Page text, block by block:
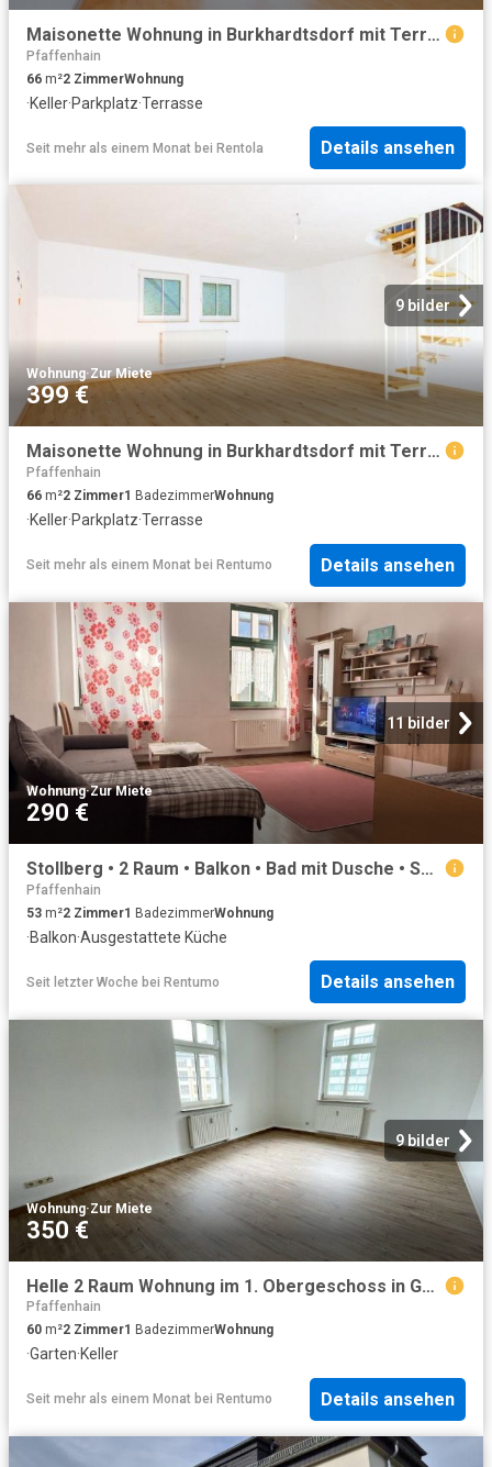
Maisonette Wohnung in Burkhardtsdorf mit Terrasse und Stellplatz!
Pfaffenhain
66 m²2 ZimmerWohnung
·Keller·Parkplatz·Terrasse
Seit mehr als einem Monat bei Rentola Details ansehen
9 bilder
Wohnung·Zur Miete
399 €
Maisonette Wohnung in Burkhardtsdorf mit Terrasse und Stellplatz!
Pfaffenhain
66 m²2 Zimmer1 BadezimmerWohnung
·Keller·Parkplatz·Terrasse
Seit mehr als einem Monat bei Rentumo Details ansehen
11 bilder
Wohnung·Zur Miete
290 €
Stollberg • 2 Raum • Balkon • Bad mit Dusche • Sonnig • Einbauküche • jetzt anschauen!
Pfaffenhain
53 m²2 Zimmer1 BadezimmerWohnung
·Balkon·Ausgestattete Küche
Seit letzter Woche bei Rentumo Details ansehen
9 bilder
Wohnung·Zur Miete
350 €
Helle 2 Raum Wohnung im 1. Obergeschoss in Gornsdorf!
Pfaffenhain
60 m²2 Zimmer1 BadezimmerWohnung
·Garten·Keller
Seit mehr als einem Monat bei Rentumo Details ansehen